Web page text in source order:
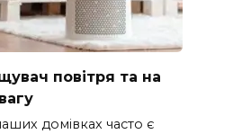
повітря та на
домівках часто є